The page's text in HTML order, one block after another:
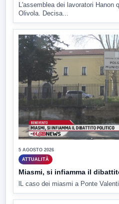
L'assemblea dei lavoratori Hanon
Olivola. Decisa...
5 AGOSTO 2026
ATTUALITÀ
Miasmi, si infiamma il
lL caso dei miasmi a Ponte